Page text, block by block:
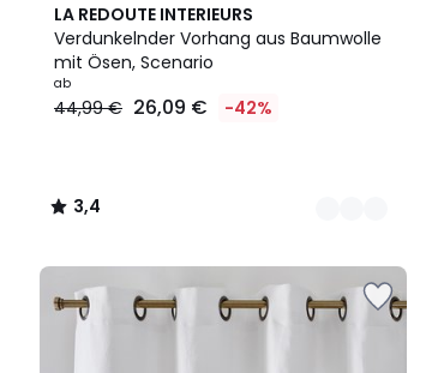
LA REDOUTE INTERIEURS
Verdunkelnder Vorhang aus Baumwolle
mit Ösen, Scenario
ab
44,99 € 26,09 € -42%
3,4
/ 5
8
Farben
3,4
/